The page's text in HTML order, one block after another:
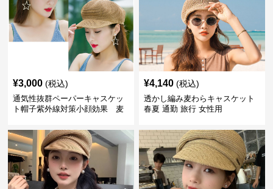
¥3,000 (税込)
通気性抜群ペーパーキャスケッ
ト帽子紫外線対策小顔効果 麦
¥4,140 (税込)
透かし編み麦わらキャスケット
春夏 通勤 旅行 女性用